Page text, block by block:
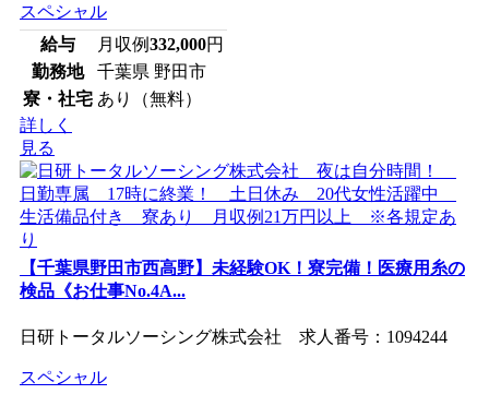
スペシャル
給与
月収例332,000円
勤務地
千葉県 野田市
寮・社宅 あり（無料）
詳しく
見る
【千葉県野田市西高野】未経験OK！寮完備！医療用糸の
検品《お仕事No.4A...
日研トータルソーシング株式会社 求人番号：1094244
スペシャル